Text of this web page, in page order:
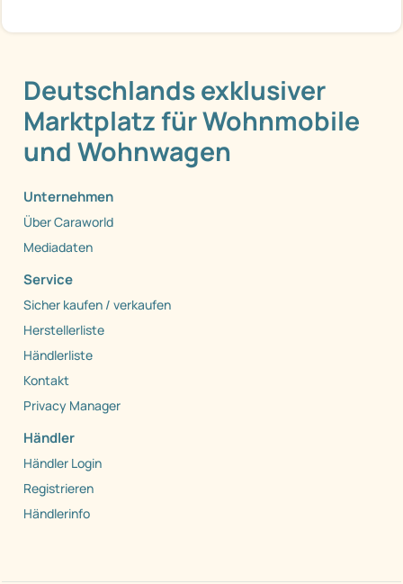
Deutschlands exklusiver
Marktplatz für Wohnmobile
und Wohnwagen
Unternehmen
Über Caraworld
Mediadaten
Service
Sicher kaufen / verkaufen
Herstellerliste
Händlerliste
Kontakt
Privacy Manager
Händler
Händler Login
Registrieren
Händlerinfo